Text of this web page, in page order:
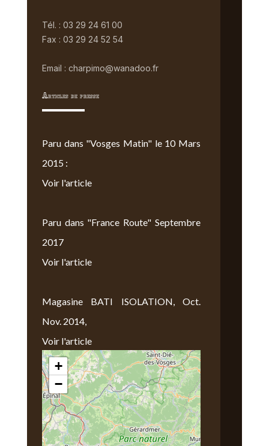
Tél. : 03 29 24 61 00
Fax : 03 29 24 52 54
Email : charpimo@wanadoo.fr
Articles de presse
Paru dans "Vosges Matin" le 10 Mars
2015 :
Voir l'article
Paru dans "France Route" Septembre
2017
Voir l'article
Magasine BATI ISOLATION, Oct.
Nov. 2014,
Voir l'article
Nous Trouver
+
−